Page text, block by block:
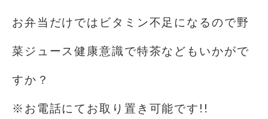
お弁当だけではビタミン不足になるので野
菜ジュース健康意識で特茶などもいかがで
すか？
※お電話にてお取り置き可能です!!